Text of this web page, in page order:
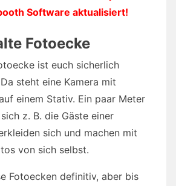
Software aktualisiert!
Fotoecke
ist euch sicherlich
steht eine Kamera mit
einem Stativ. Ein paar Meter
z. B. die Gäste einer
sich und machen mit
von sich selbst.
Fotoecken definitiv, aber bis